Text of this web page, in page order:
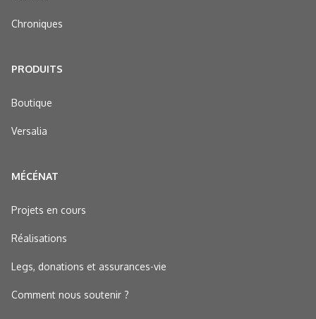
Chroniques
PRODUITS
Boutique
Versalia
MÉCÉNAT
Projets en cours
Réalisations
Legs, donations et assurances-vie
Comment nous soutenir ?